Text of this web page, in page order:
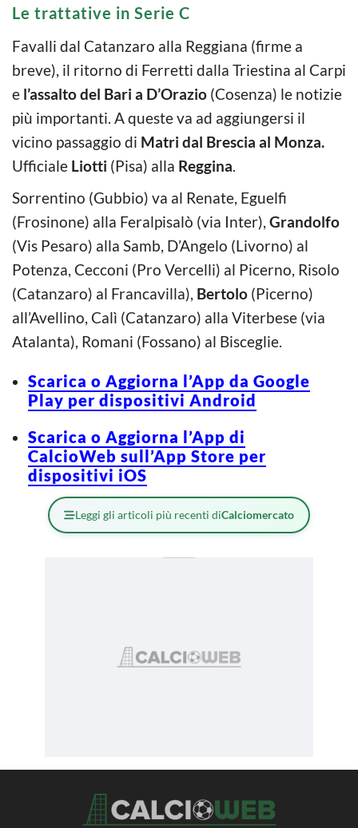
Le trattative in Serie C
Favalli dal Catanzaro alla Reggiana (firme a
breve), il ritorno di Ferretti dalla Triestina al Carpi
e l’assalto del Bari a D’Orazio (Cosenza) le notizie
più importanti. A queste va ad aggiungersi il
vicino passaggio di Matri dal Brescia al Monza.
Ufficiale Liotti (Pisa) alla Reggina.
Sorrentino (Gubbio) va al Renate, Eguelfi
(Frosinone) alla Feralpisalò (via Inter), Grandolfo
(Vis Pesaro) alla Samb, D’Angelo (Livorno) al
Potenza, Cecconi (Pro Vercelli) al Picerno, Risolo
(Catanzaro) al Francavilla), Bertolo (Picerno)
all’Avellino, Calì (Catanzaro) alla Viterbese (via
Atalanta), Romani (Fossano) al Bisceglie.
Scarica o Aggiorna l’App da Google
Play per dispositivi Android
Scarica o Aggiorna l’App di
CalcioWeb sull’App Store per
dispositivi iOS
Leggi gli articoli più recenti diCalciomercato